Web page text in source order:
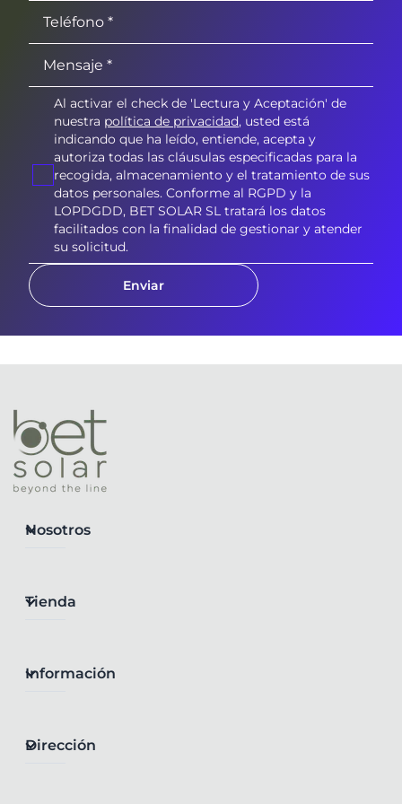
Al activar el check de 'Lectura y Aceptación' de
nuestra política de privacidad, usted está
indicando que ha leído, entiende, acepta y
autoriza todas las cláusulas especificadas para la
recogida, almacenamiento y el tratamiento de sus
datos personales. Conforme al RGPD y la
LOPDGDD, BET SOLAR SL tratará los datos
facilitados con la finalidad de gestionar y atender
su solicitud.
Enviar
Nosotros
Tienda
Información
Dirección